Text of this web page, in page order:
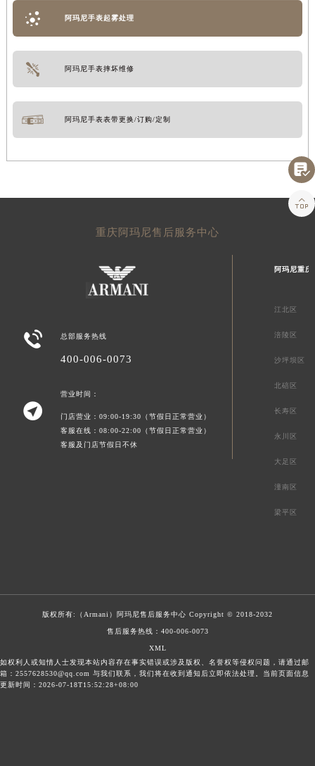
阿玛尼手表起雾处理
阿玛尼手表摔坏维修
阿玛尼手表表带更换/订购/定制
重庆阿玛尼售后服务中心
 总部服务热线
400-006-0073

营业时间：
门店营业：09:00-19:30（节假日正常营业）
客服在线：08:00-22:00（节假日正常营业）
客服及门店节假日不休
阿玛尼重
江北区
涪陵区
沙坪坝区
北碚区
长寿区
永川区
大足区
潼南区
梁平区
版权所有:（Armani） 阿玛尼售后服务中心 Copyright © 2018-2032
售后服务热线： 400-006-0073
XML
如权利人或知情人士发现本站内容存在事实错误或涉及版权、名誉权等侵权问题，请通过邮
箱：2557628530@qq.com 与我们联系，我们将在收到通知后立即依法处理。当前页面信息
更新时间：2026-07-18T15:52:28+08:00

